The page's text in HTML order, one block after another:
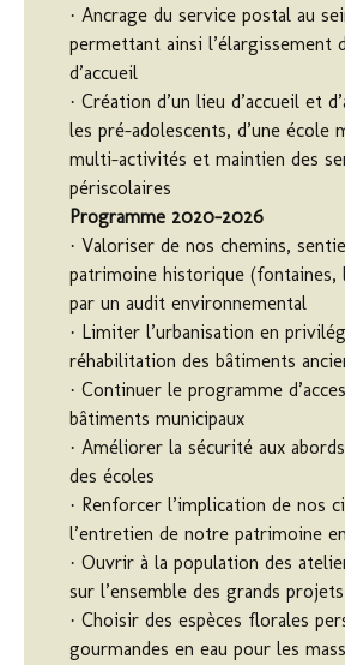
· Ancrage du service postal au
permettant ainsi l’élargissement
d’accueil
· Création d’un lieu d’accueil et
les pré-adolescents, d’une école
multi-activités et maintien des
périscolaires
Programme 2020-2026
· Valoriser de nos chemins,
patrimoine historique (fontaines,
par un audit environnemental
· Limiter l’urbanisation en
réhabilitation des bâtiments
· Continuer le programme
bâtiments municipaux
· Améliorer la sécurité aux
des écoles
· Renforcer l’implication de nos
l’entretien de notre patrimoine
· Ouvrir à la population des
sur l’ensemble des grands projets
· Choisir des espèces florales
gourmandes en eau pour les